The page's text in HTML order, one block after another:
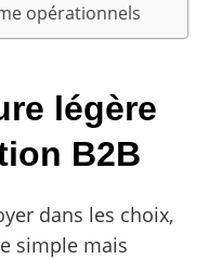
opérationnels
légère
B2B
dans les choix,
simple mais